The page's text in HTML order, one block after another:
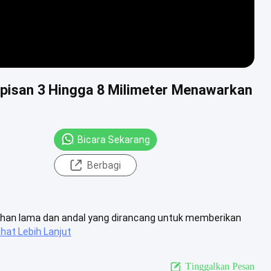
3 Hingga 8 Milimeter Menawarkan
Bicara Sekarang
Berbagi
lama dan andal yang dirancang untuk memberikan
Lebih Lanjut
Tinggalkan Pesan